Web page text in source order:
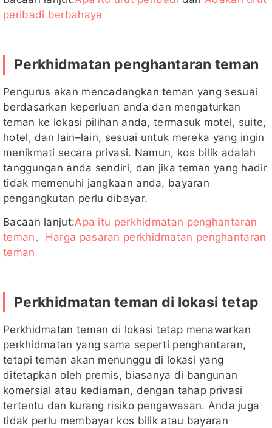
peribadi berbahaya
Perkhidmatan penghantaran teman
Pengurus akan mencadangkan teman yang sesuai
berdasarkan keperluan anda dan mengaturkan
teman ke lokasi pilihan anda, termasuk motel, suite,
hotel, dan lain–lain, sesuai untuk mereka yang ingin
menikmati secara privasi. Namun, kos bilik adalah
tanggungan anda sendiri, dan jika teman yang hadir
tidak memenuhi jangkaan anda, bayaran
pengangkutan perlu dibayar.
Bacaan lanjut:Apa itu perkhidmatan penghantaran
teman 、 Harga pasaran perkhidmatan penghantaran
teman
Perkhidmatan teman di lokasi tetap
Perkhidmatan teman di lokasi tetap menawarkan
perkhidmatan yang sama seperti penghantaran,
tetapi teman akan menunggu di lokasi yang
ditetapkan oleh premis, biasanya di bangunan
komersial atau kediaman, dengan tahap privasi
tertentu dan kurang risiko pengawasan. Anda juga
tidak perlu membayar kos bilik atau bayaran